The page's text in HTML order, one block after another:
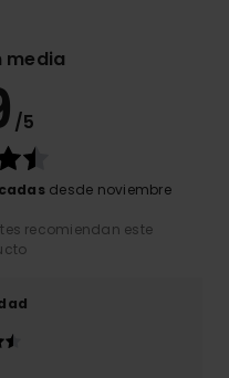
media
/5
desde noviembre
recomiendan este